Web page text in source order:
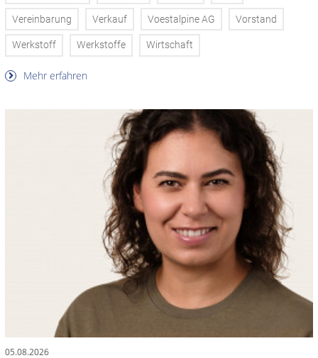
Vereinbarung Verkauf Voestalpine AG Vorstand
Werkstoff Werkstoffe Wirtschaft
Mehr erfahren
05.08.2026